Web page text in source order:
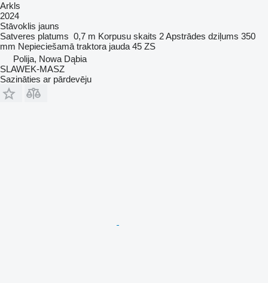
Arkls
2024
Stāvoklis jauns
Satveres platums 0,7 m Korpusu skaits 2Apstrādes dziļums 350
mm Nepieciešamā traktora jauda 45 ZS
Polija, Nowa Dąbia
SLAWEK-MASZ
Sazināties ar pārdevēju